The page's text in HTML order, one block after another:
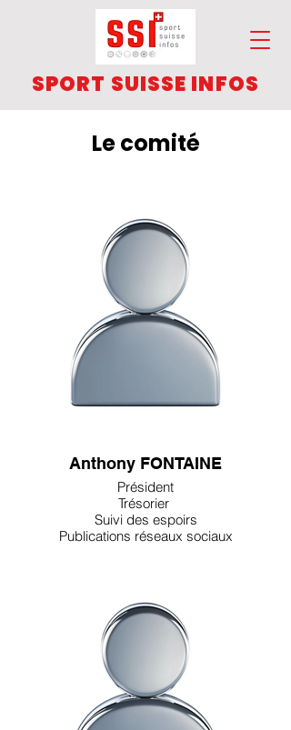
SPORT SUISSE INFOS
Le comité
Anthony FONTAINE
Président
Trésorier
Suivi des espoirs
Publications réseaux sociaux